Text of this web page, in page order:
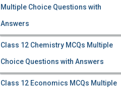
Multiple Choice Questions with
Answers
Class 12 Chemistry MCQs Multiple
Choice Questions with Answers
Class 12 Economics MCQs Multiple